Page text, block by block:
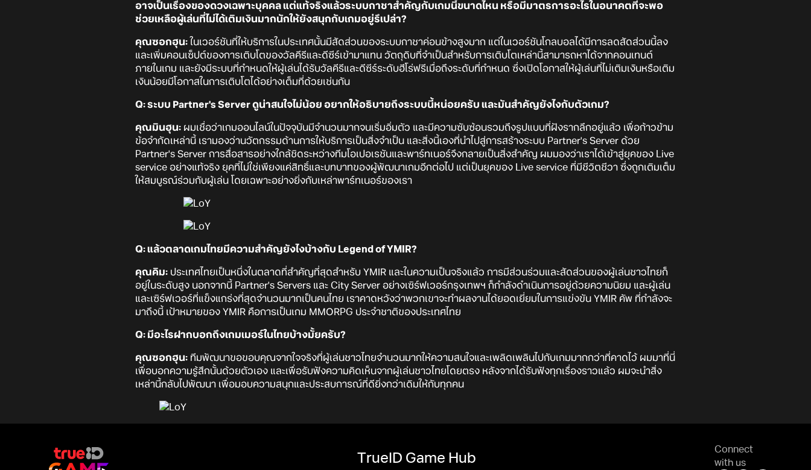
อาจเป็นเรื่องของดวงเฉพาะบุคคล แต่แท้จริงแล้วระบบกาชาสำคัญกับเกมนี้ขนาดไหน หรือมีมาตรการอะไรในอนาคตที่จะพอ
ช่วยเหลือผู้เล่นที่ไม่ได้เติมเงินมากนักให้ยังสนุกกับเกมอยู่รึเปล่า?
คุณซอกฮุน: ในเวอร์ชันที่ให้บริการในประเทศนั้นมีสัดส่วนของระบบกาชาค่อนข้างสูงมาก แต่ในเวอร์ชันโกลบอลได้มีการลดสัดส่วนนี้ลง
และเพิ่มคอนเซ็ปต์ของการเติบโตของวัลคีรีและดีซีร์เข้ามาแทน วัตถุดิบที่จำเป็นสำหรับการเติบโตเหล่านี้สามารถหาได้จากคอนเทนต์
ภายในเกม และยังมีระบบที่กำหนดให้ผู้เล่นได้รับวัลคีรีและดีซีร์ระดับฮีโร่ฟรีเมื่อถึงระดับที่กำหนด ซึ่งเปิดโอกาสให้ผู้เล่นที่ไม่เติมเงินหรือเติม
เงินน้อยมีโอกาสในการเติบโตได้อย่างเต็มที่ด้วยเช่นกัน
Q: ระบบ Partner's Server ดูน่าสนใจไม่น้อย อยากให้อธิบายถึงระบบนี้หน่อยครับ และมันสำคัญยังไงกับตัวเกม?
คุณมินฮุน: ผมเชื่อว่าเกมออนไลน์ในปัจจุบันมีจำนวนมากจนเริ่มอิ่มตัว และมีความซับซ้อนรวมถึงรูปแบบที่ฝังรากลึกอยู่แล้ว เพื่อก้าวข้าม
ข้อจำกัดเหล่านี้ เรามองว่านวัตกรรมด้านการให้บริการเป็นสิ่งจำเป็น และสิ่งนี้เองที่นำไปสู่การสร้างระบบ Partner's Server ด้วย
Partner's Server การสื่อสารอย่างใกล้ชิดระหว่างทีมโอเปอเรชันและพาร์ทเนอร์จึงกลายเป็นสิ่งสำคัญ ผมมองว่าเราได้เข้าสู่ยุคของ Live
service อย่างแท้จริง ยุคที่ไม่ใช่เพียงแค่สิทธิ์และบทบาทของผู้พัฒนาเกมอีกต่อไป แต่เป็นยุคของ Live service ที่มีชีวิตชีวา ซึ่งถูกเติมเต็ม
ให้สมบูรณ์ร่วมกับผู้เล่น โดยเฉพาะอย่างยิ่งกับเหล่าพาร์ทเนอร์ของเรา
Q: แล้วตลาดเกมไทยมีความสำคัญยังไงบ้างกับ Legend of YMIR?
คุณคิม: ประเทศไทยเป็นหนึ่งในตลาดที่สำคัญที่สุดสำหรับ YMIR และในความเป็นจริงแล้ว การมีส่วนร่วมและสัดส่วนของผู้เล่นชาวไทยก็
อยู่ในระดับสูง นอกจากนี้ Partner's Servers และ City Server อย่างเซิร์ฟเวอร์กรุงเทพฯ ก็กำลังดำเนินการอยู่ด้วยความนิยม และผู้เล่น
และเซิร์ฟเวอร์ที่แข็งแกร่งที่สุดจำนวนมากเป็นคนไทย เราคาดหวังว่าพวกเขาจะทำผลงานได้ยอดเยี่ยมในการแข่งขัน YMIR คัพ ที่กำลังจะ
มาถึงนี้ เป้าหมายของ YMIR คือการเป็นเกม MMORPG ประจำชาติของประเทศไทย
Q: มีอะไรฝากบอกถึงเกมเมอร์ในไทยบ้างมั้ยครับ?
คุณซอกฮุน: ทีมพัฒนาขอขอบคุณจากใจจริงที่ผู้เล่นชาวไทยจำนวนมากให้ความสนใจและเพลิดเพลินไปกับเกมมากกว่าที่คาดไว้ ผมมาที่นี่
เพื่อบอกความรู้สึกนั้นด้วยตัวเอง และเพื่อรับฟังความคิดเห็นจากผู้เล่นชาวไทยโดยตรง หลังจากได้รับฟังทุกเรื่องราวแล้ว ผมจะนำสิ่ง
เหล่านี้กลับไปพัฒนา เพื่อมอบความสนุกและประสบการณ์ที่ดียิ่งกว่าเดิมให้กับทุกคน
TrueID Game Hub
Connect
with us